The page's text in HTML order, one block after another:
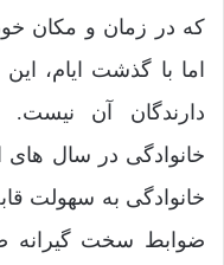
که در زمان و مکان
اما با گذشت ایام،
دارندگان آن نیست.
خانوادگی در سال های
خانوادگی به سهولت
ضوابط سخت گیرانه